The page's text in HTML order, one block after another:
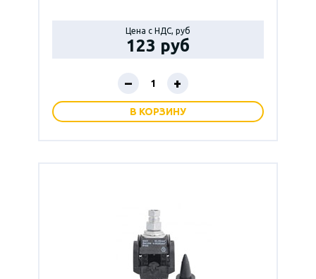
Цена с НДС, руб
123 руб
– +
В КОРЗИНУ